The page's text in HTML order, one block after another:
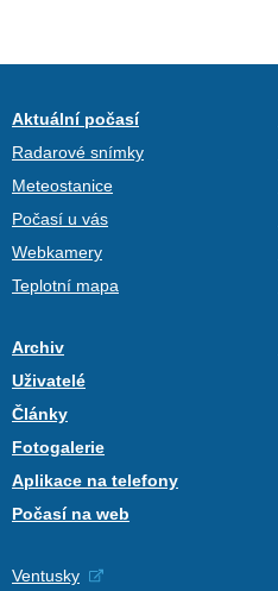
Aktuální počasí
Radarové snímky
Meteostanice
Počasí u vás
Webkamery
Teplotní mapa
Archiv
Uživatelé
Články
Fotogalerie
Aplikace na telefony
Počasí na web
Ventusky